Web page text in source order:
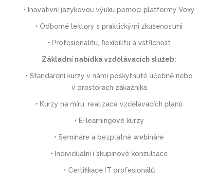
• Inovativní jazykovou výuku pomocí platformy Voxy
• Odborné lektory s praktickými zkušenostmi
• Profesionalitu, flexibilitu a vstřícnost
Základní nabídka vzdělávacích služeb:
• Standardní kurzy v námi poskytnuté učebně nebo
v prostorách zákazníka
• Kurzy na míru, realizace vzdělávacích plánů
• E-learningové kurzy
• Semináře a bezplatné webináře
• Individuální i skupinové konzultace
• Certifikace IT profesionálů